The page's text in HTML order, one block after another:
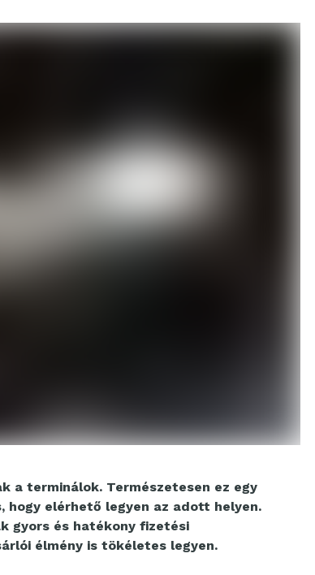
a terminálok. Természetesen ez egy
hogy elérhető legyen az adott helyen.
gyors és hatékony fizetési
élmény is tökéletes legyen.